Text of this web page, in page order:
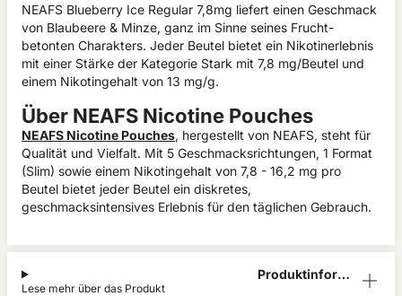
NEAFS Blueberry Ice Regular 7,8mg liefert einen Geschmack
von Blaubeere & Minze, ganz im Sinne seines Frucht-
betonten Charakters. Jeder Beutel bietet ein Nikotinerlebnis
mit einer Stärke der Kategorie Stark mit 7,8 mg/Beutel und
einem Nikotingehalt von 13 mg/g.
Über NEAFS Nicotine Pouches
NEAFS Nicotine Pouches, hergestellt von NEAFS, steht für
Qualität und Vielfalt. Mit 5 Geschmacksrichtungen, 1 Format
(Slim) sowie einem Nikotingehalt von 7,8 - 16,2 mg pro
Beutel bietet jeder Beutel ein diskretes,
geschmacksintensives Erlebnis für den täglichen Gebrauch.
Produktinform
Lese mehr über das Produkt